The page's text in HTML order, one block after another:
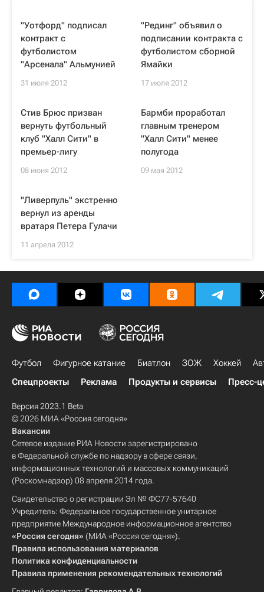
"Уотфорд" подписал
контракт с
футболистом
"Арсенала" Альмунией
31 июля 2012
"Рединг" объявил о
подписании контракта с
футболистом сборной
Ямайки
17 июля 2012
Стив Брюс призван
вернуть футбольный
клуб "Халл Сити" в
премьер-лигу
08 июня 2012
Бармби проработал
главным тренером
"Халл Сити" менее
полугода
09 мая 2012
"Ливерпуль" экстренно
вернул из аренды
вратаря Петера Гулачи
11 апреля 2012
Футбол Фигурное катание Биатлон ЗОЖ Хоккей
Спецпроекты
Реклама Продукты и сервисы Пресс-
Версия 2023.1 Beta
© 2026 МИА «Россия сегодня»
Вакансии
Сетевое издание РИА Новости зарегистрировано
в Федеральной службе по надзору в сфере связи,
информационных технологий и массовых коммуникаций
(Роскомнадзор) 08 апреля 2014 года.
Свидетельство о регистрации Эл № ФС77-57640
Учредитель: Федеральное государственное унитарное
предприятие Международное информационное агентство
«Россия сегодня» (МИА «Россия сегодня»).
Правила использования материалов
Политика конфиденциальности
Правила применения рекомендательных технологий